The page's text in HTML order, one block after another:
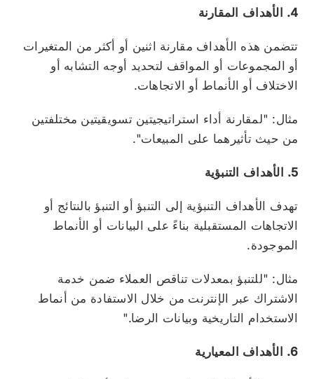
4. الأهداف المقارنة
تتضمن هذه الأهداف مقارنة اثنين أو أكثر من المتغيرات
أو المجموعات أو المواقف لتحديد أوجه التشابه أو
الاختلاف أو الأنماط أو الاتجاهات.
مثال: "لمقارنة أداء استراتيجيتين تسويقيتين مختلفتين
من حيث تأثيرهما على المبيعات".
5. الأهداف التنبؤية
تهدف الأهداف التنبؤية إلى التنبؤ أو التنبؤ بالنتائج أو
الاتجاهات المستقبلية بناءً على البيانات أو الأنماط
الموجودة.
مثال: "للتنبؤ بمعدلات تناقص العملاء ضمن خدمة
الاشتراك عبر الإنترنت من خلال الاستفادة من أنماط
الاستخدام التاريخية وبيانات الرضا."
6. الأهداف المعيارية